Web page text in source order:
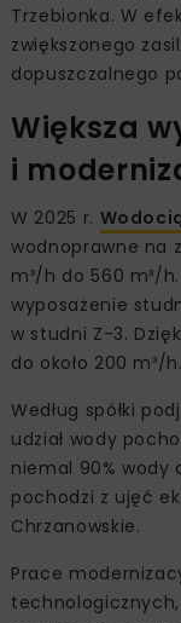
Trzebionka. W
zwiększonego
dopuszczalnego
Większa
i
W 2025 r.
wodnoprawne na
m³/h do 560 m³/
wyposażenie
w studni Z-3.
do około 200 m³/h.
Według spółki
udział wody
niemal 90% wody
pochodzi z ujęć
Chrzanowskie.
Prace